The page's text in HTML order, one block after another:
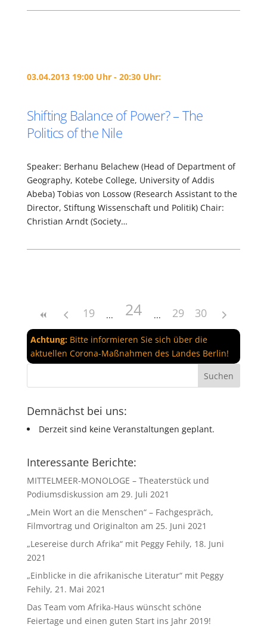
03.04.2013 19:00 Uhr - 20:30 Uhr:
Shifting Balance of Power? – The
Politics of the Nile
Speaker: Berhanu Belachew (Head of Department of
Geography, Kotebe College, University of Addis
Abeba) Tobias von Lossow (Research Assistant to the
Director, Stiftung Wissenschaft und Politik) Chair:
Christian Arndt (Society…
19 24 29 30
Achtung:Bitte informieren Sie sich über die
aktuellen Corona-Maßnahmen des Landes Berlin!
Demnächst bei uns:
Derzeit sind keine Veranstaltungen geplant.
Interessante Berichte:
MITTELMEER-MONOLOGE – Theaterstück und
Podiumsdiskussion am 29. Juli 2021
„Mein Wort an die Menschen“ – Fachgespräch,
Filmvortrag und Originalton am 25. Juni 2021
„Lesereise durch Afrika“ mit Peggy Fehily, 18. Juni
2021
„Einblicke in die afrikanische Literatur“ mit Peggy
Fehily, 21. Mai 2021
Das Team vom Afrika-Haus wünscht schöne
Feiertage und einen guten Start ins Jahr 2019!